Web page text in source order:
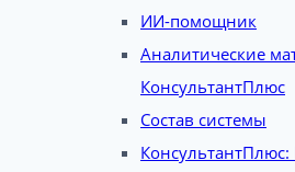
ИИ-помощник
Аналитические
КонсультантПлюс
Состав системы
КонсультантПлюс: